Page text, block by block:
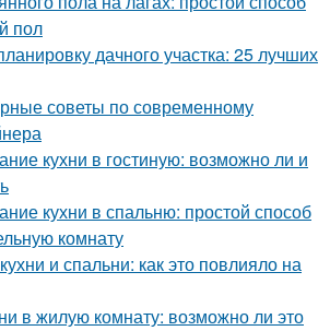
пол
дачного участка: 25 лучших
советы по современному
кухни в гостиную: возможно ли и
кухни в спальню: простой способ
комнату
и спальни: как это повлияло на
в жилую комнату: возможно ли это